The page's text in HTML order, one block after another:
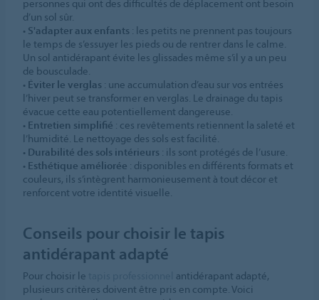
personnes qui ont des difficultés de déplacement ont besoin
d’un sol sûr.
• S'adapter aux enfants : les petits ne prennent pas toujours
le temps de s’essuyer les pieds ou de rentrer dans le calme.
Un sol antidérapant évite les glissades même s’il y a un peu
de bousculade.
• Éviter le verglas : une accumulation d’eau sur vos entrées
l’hiver peut se transformer en verglas. Le drainage du tapis
évacue cette eau potentiellement dangereuse.
• Entretien simplifié : ces revêtements retiennent la saleté et
l’humidité. Le nettoyage des sols est facilité.
• Durabilité des sols intérieurs : ils sont protégés de l’usure.
• Esthétique améliorée : disponibles en différents formats et
couleurs, ils s’intègrent harmonieusement à tout décor et
renforcent votre identité visuelle.
Conseils pour choisir le tapis
antidérapant adapté
Pour choisir le
antidérapant adapté,
plusieurs critères doivent être pris en compte. Voici